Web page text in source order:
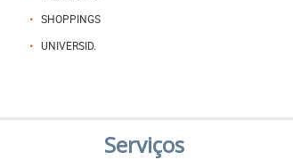
SHOPPINGS
UNIVERSID.
Serviços